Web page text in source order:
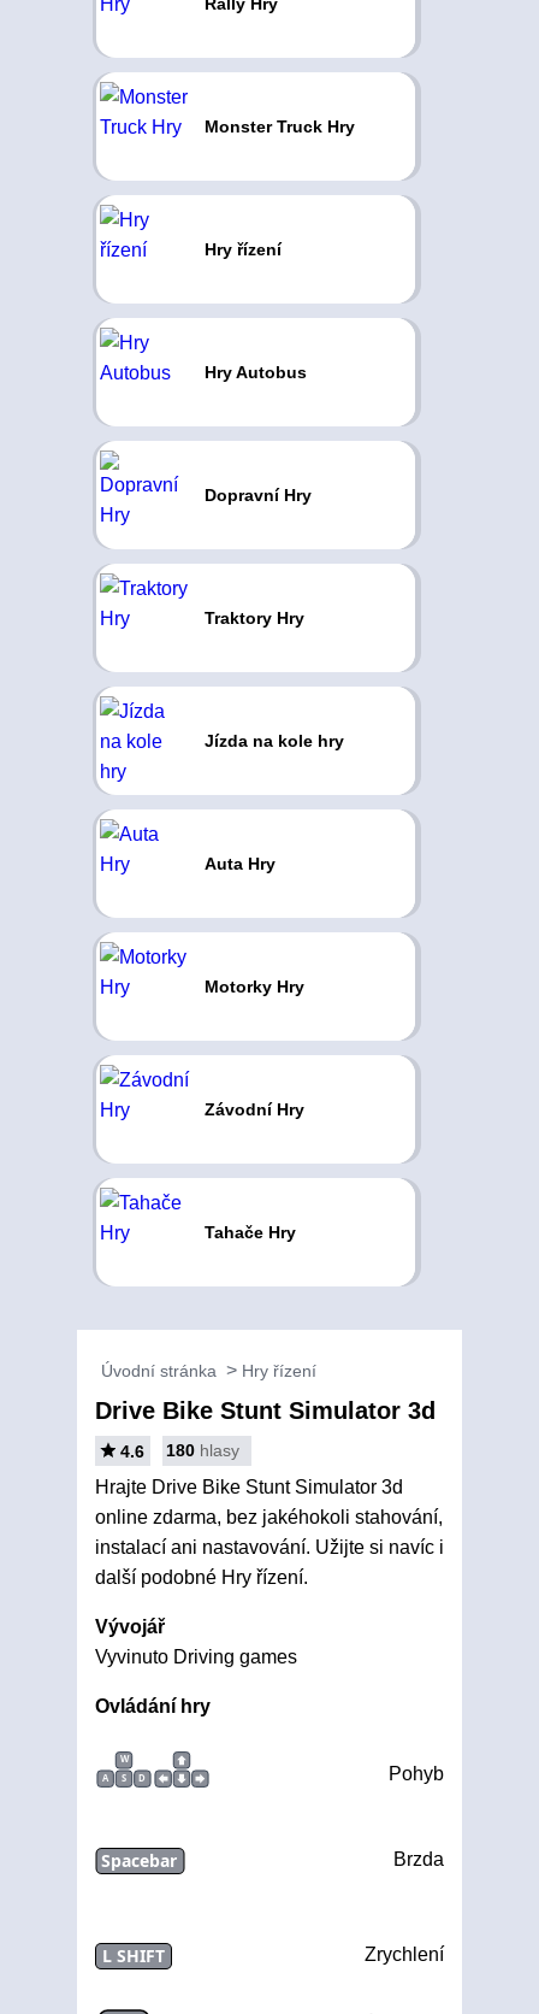
Monster Truck Hry
Hry řízení
Hry Autobus
Dopravní Hry
Traktory Hry
Jízda na kole hry
Auta Hry
Motorky Hry
Závodní Hry
Tahače Hry
Úvodní stránka Hry řízení
Drive Bike Stunt Simulator 3d
4.6 180 hlasy
Hrajte Drive Bike Stunt Simulator 3d
online zdarma, bez jakéhokoli stahování,
instalací ani nastavování. Užijte si navíc i
další podobné Hry řízení.
Vývojář
Vyvinuto Driving games
Ovládání hry
W
A
S D Pohyb
Spacebar Brzda
L SHIFT Zrychlení